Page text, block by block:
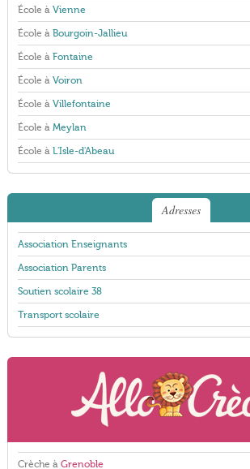
École à Vienne
École à Bourgoin-Jallieu
École à Fontaine
École à Voiron
École à Villefontaine
École à Meylan
École à L'Isle-d'Abeau
Adresses
Association Enseignants
Association Parents
Soutien scolaire 38
Transport scolaire
Crèche à Grenoble